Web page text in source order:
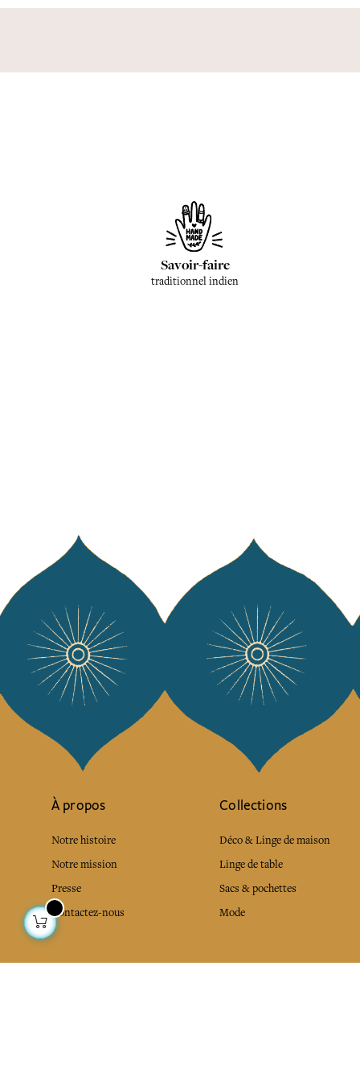
Savoir-faire
traditionnel indien
À propos
Notre histoire
Notre mission
Presse
Contactez-nous
Collections
Déco & Linge de maison
Linge de table
Sacs & pochettes
Mode